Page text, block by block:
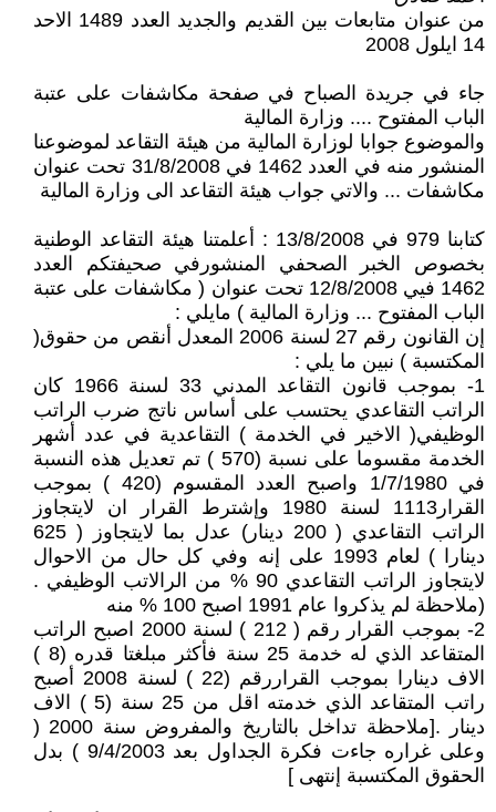
من عنوان متابعات بين القديم والجديد العدد 1489 الاحد
14 ايلول 2008
جاء في جريدة الصباح في صفحة مكاشفات على عتبة
الباب المفتوح .... وزارة المالية
والموضوع جوابا لوزارة المالية من هيئة التقاعد لموضوعنا
المنشور منه في العدد 1462 في 31/8/2008 تحت عنوان
مكاشفات ... والاتي جواب هيئة التقاعد الى وزارة المالية
كتابنا 979 في 13/8/2008 : أعلمتنا هيئة التقاعد الوطنية
بخصوص الخبر الصحفي المنشورفي صحيفتكم العدد
1462 فيي 12/8/2008 تحت عنوان ( مكاشفات على عتبة
الباب المفتوح ... وزارة المالية ) مايلي :
إن القانون رقم 27 لسنة 2006 المعدل أنقص من حقوق(
المكتسبة ) نبين ما يلي :
1- بموجب قانون التقاعد المدني 33 لسنة 1966 كان
الراتب التقاعدي يحتسب على أساس ناتج ضرب الراتب
الوظيفي( الاخير في الخدمة ) التقاعدية في عدد أشهر
الخدمة مقسوما على نسبة (570 ) تم تعديل هذه النسبة
في 1/7/1980 واصبح العدد المقسوم (420 ) بموجب
القرار1113 لسنة 1980 وإشترط القرار ان لايتجاوز
الراتب التقاعدي ( 200 دينار) عدل بما لايتجاوز ( 625
دينارا ) لعام 1993 على إنه وفي كل حال من الاحوال
لايتجاوز الراتب التقاعدي 90 % من الرالاتب الوظيفي .
(ملاحظة لم يذكروا عام 1991 اصبح 100 % منه
2- بموجب القرار رقم ( 212 ) لسنة 2000 اصبح الراتب
المتقاعد الذي له خدمة 25 سنة فأكثر مبلغتا قدره (8 )
الاف دينارا بموجب القراررقم (22 ) لسنة 2008 أصبح
راتب المتقاعد الذي خدمته اقل من 25 سنة (5 ) الاف
دينار .[ملاحظة تداخل بالتاريخ والمفروض سنة 2000 (
وعلى غراره جاءت فكرة الجداول بعد 9/4/2003 ) بدل
الحقوق المكتسبة إنتهى ]